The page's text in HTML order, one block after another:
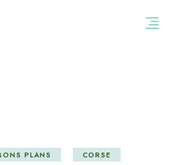
PLANS CORSE